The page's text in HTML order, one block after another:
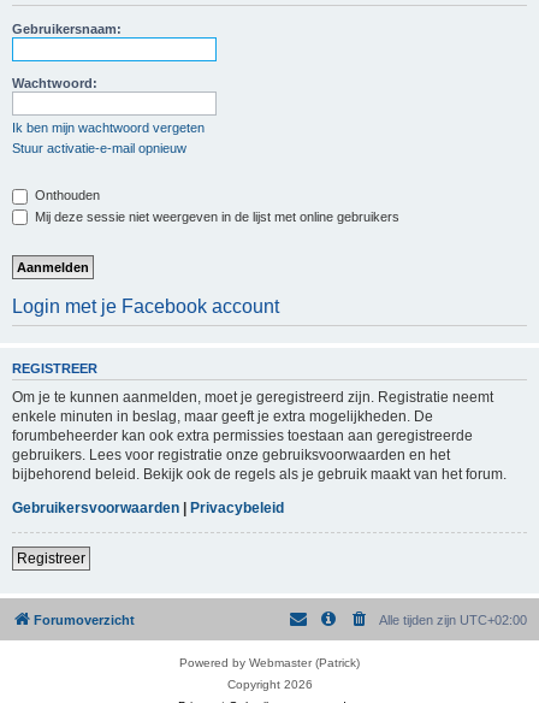
Gebruikersnaam:
Wachtwoord:
Ik ben mijn wachtwoord vergeten
Stuur activatie-e-mail opnieuw
Onthouden
Mij deze sessie niet weergeven in de lijst met online gebruikers
Login met je Facebook account
REGISTREER
Om je te kunnen aanmelden, moet je geregistreerd zijn. Registratie neemt
enkele minuten in beslag, maar geeft je extra mogelijkheden. De
forumbeheerder kan ook extra permissies toestaan aan geregistreerde
gebruikers. Lees voor registratie onze gebruiksvoorwaarden en het
bijbehorend beleid. Bekijk ook de regels als je gebruik maakt van het forum.
Gebruikersvoorwaarden | Privacybeleid
Registreer
Forumoverzicht Alle tijden zijn UTC+02:00
Powered by Webmaster (Patrick)
Copyright 2026